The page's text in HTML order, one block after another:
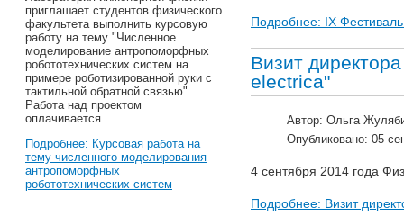
приглашает студентов физического
факультета выполнить курсовую
работу на тему "Численное
моделирование антропоморфных
робототехнических систем на
примере роботизированной руки с
тактильной обратной связью".
Работа над проектом
оплачивается.
Подробнее: Курсовая работа на
тему численного моделирования
антропоморфных
робототехнических систем
Подробнее: IX
Визит
electrica"
Автор: Ольга
Опубликовано: 05
4 сентября 2014 года
Подробнее: Визит